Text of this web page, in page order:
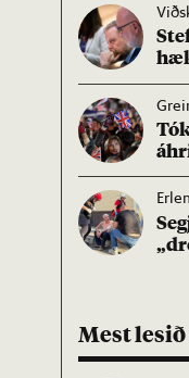
Mest lesið